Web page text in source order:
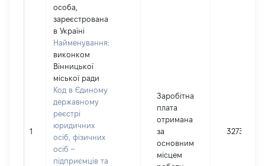
1
особа,
зареєстрована
в Україні
Найменування:
виконком
Вінницької
міської ради
Код в Єдиному
державному
реєстрі
юридичних
осіб, фізичних
осіб –
підприємців та
Заробітна
плата
отримана
за
основним
місцем
327309